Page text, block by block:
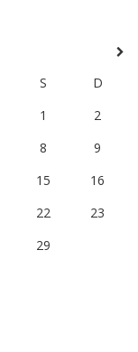
S
D
1
2
8
9
15
16
22
23
29